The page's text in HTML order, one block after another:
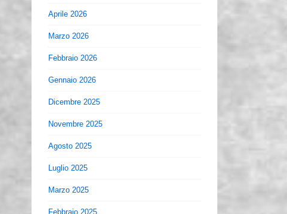
Aprile 2026
Marzo 2026
Febbraio 2026
Gennaio 2026
Dicembre 2025
Novembre 2025
Agosto 2025
Luglio 2025
Marzo 2025
Febbraio 2025